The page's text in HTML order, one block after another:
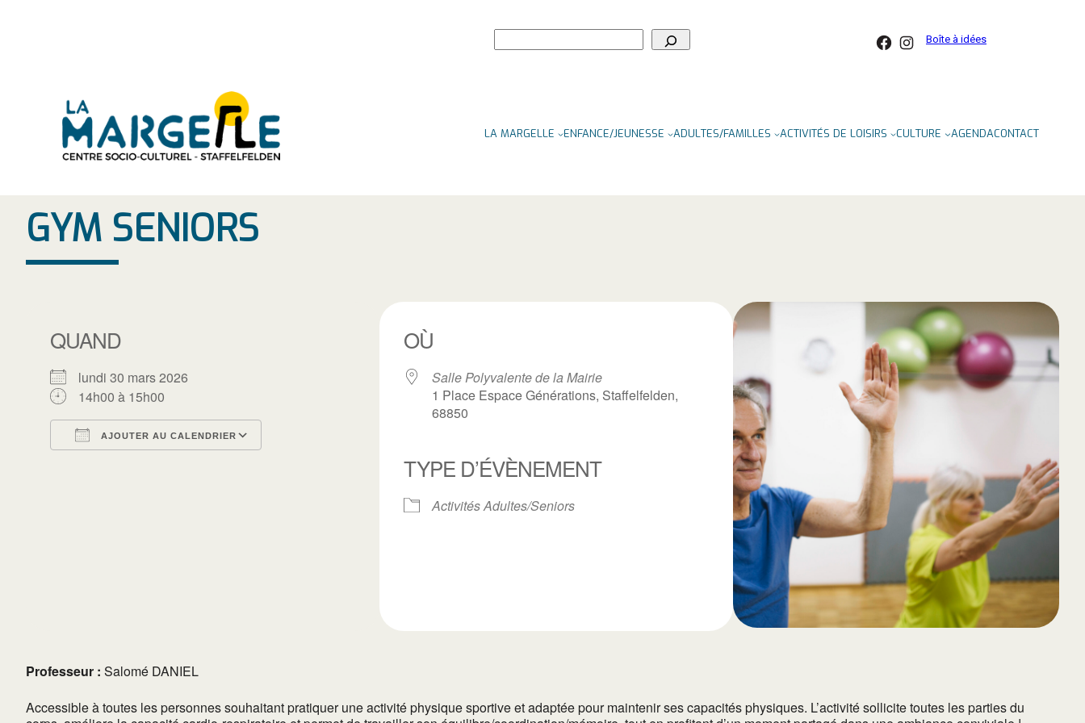
Facebook
Instagram
Boîte à idées
LA MARGELLE ENFANCE/JEUNESSE ADULTES/FAMILLES ACTIVITÉS DE LOISIRS CULTURE AGENDACONTACT
GYM SENIORS
QUAND
lundi 30 mars 2026
14h00 à 15h00
AJOUTER AU CALENDRIER
iCalendar
OÙ
Salle Polyvalente de la Mairie
1 Place Espace Générations, Staffelfelden,
68850
TYPE D’ÉVÈNEMENT
Activités Adultes/Seniors
Professeur : Salomé DANIEL
Accessible à toutes les personnes souhaitant pratiquer une activité physique sportive et adaptée pour maintenir ses capacités physiques. L’activité sollicite toutes les parties du